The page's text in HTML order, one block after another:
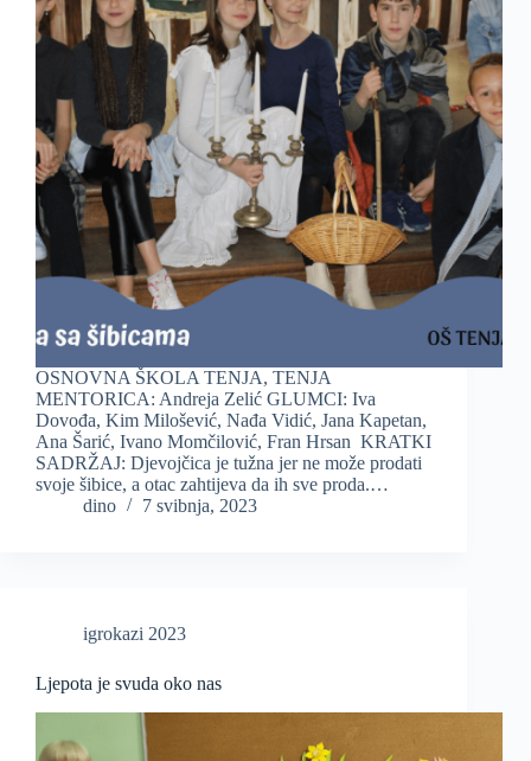
OSNOVNA ŠKOLA TENJA, TENJA
MENTORICA: Andreja Zelić GLUMCI: Iva
Dovođa, Kim Milošević, Nađa Vidić, Jana Kapetan,
Ana Šarić, Ivano Momčilović, Fran Hrsan KRATKI
SADRŽAJ: Djevojčica je tužna jer ne može prodati
svoje šibice, a otac zahtijeva da ih sve proda.…
dino
7 svibnja, 2023
igrokazi 2023
Ljepota je svuda oko nas